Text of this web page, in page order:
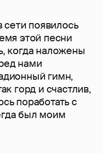
сети появилось
этой песни
когда наложены
нами
гимн,
горд и счастлив,
поработать с
был моим